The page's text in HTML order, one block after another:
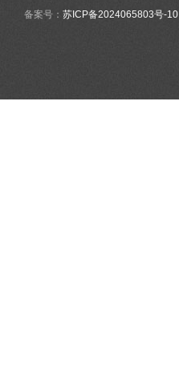
备案号： 苏ICP备2024065803号-10